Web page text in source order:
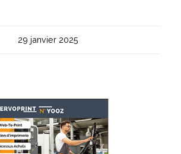
29 janvier 2025